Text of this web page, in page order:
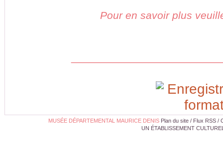
Pour en savoir plus
MUSÉE DÉPARTEMENTAL MAURICE DENIS Plan du site / Flux RSS /
UN ÉTABLISSEMENT